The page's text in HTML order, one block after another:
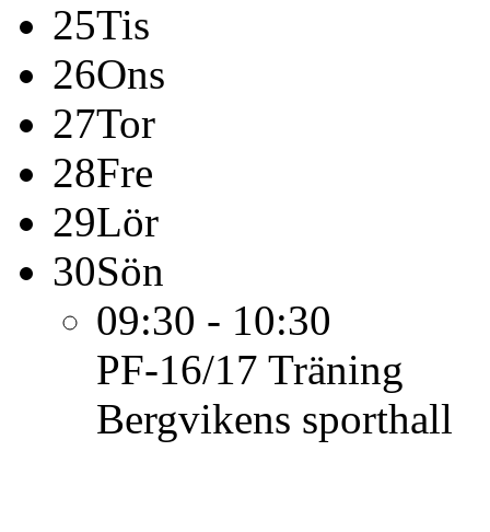
25Tis
26Ons
27Tor
28Fre
29Lör
30Sön
09:30 - 10:30
PF-16/17 Träning
Bergvikens sporthall